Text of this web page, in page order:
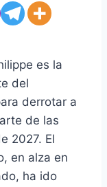
es la
del
derrotar a
de las
2027. El
en alza en
ha ido